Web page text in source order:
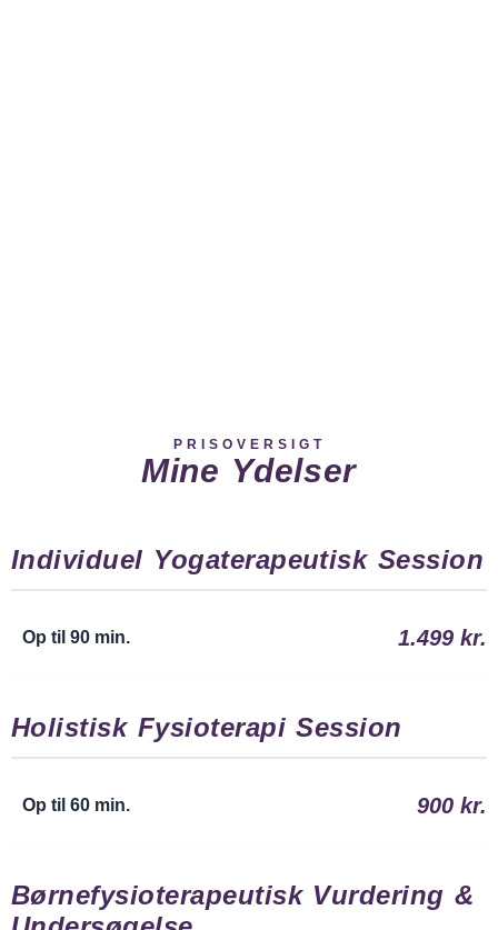
PRISOVERSIGT
Mine Ydelser
Individuel Yogaterapeutisk Session
Op til 90 min. 1.499 kr.
Holistisk Fysioterapi Session
Op til 60 min. 900 kr.
Børnefysioterapeutisk Vurdering &